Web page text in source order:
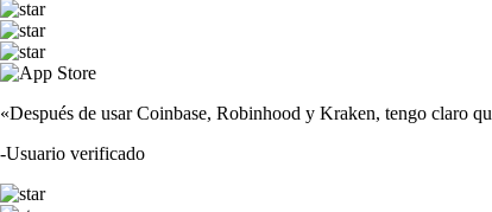
«Después de usar Coinbase, Robinhood y Kraken, tengo claro
-Usuario verificado